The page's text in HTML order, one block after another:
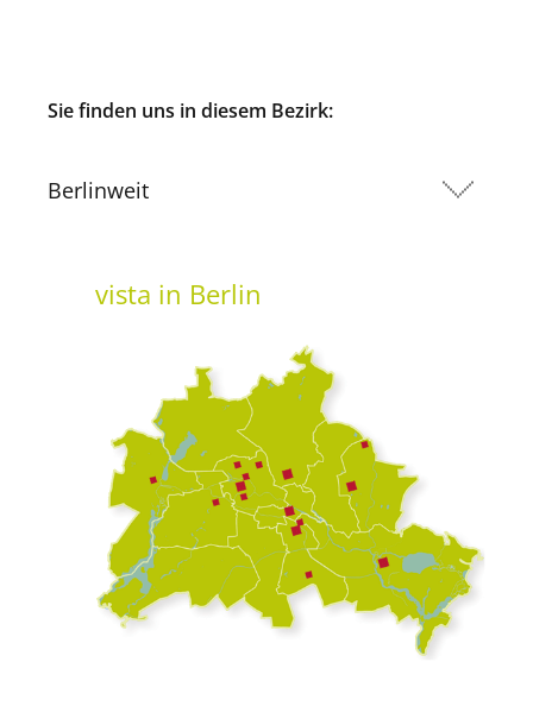
Sie finden uns in diesem Bezirk:
Berlinweit
vista in Berlin